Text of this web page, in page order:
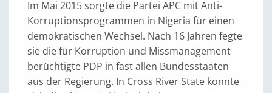
Im Mai 2015 sorgte die Partei APC mit Anti-
Korruptionsprogrammen in Nigeria für einen
demokratischen Wechsel. Nach 16 Jahren fegte
sie die für Korruption und Missmanagement
berüchtigte PDP in fast allen Bundesstaaten
aus der Regierung. In Cross River State konnte